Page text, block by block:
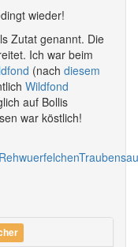
wieder!
Zutat genannt. Die
Ich war beim
(nach diesem
Wildfond
auf Bollis
war köstlich!